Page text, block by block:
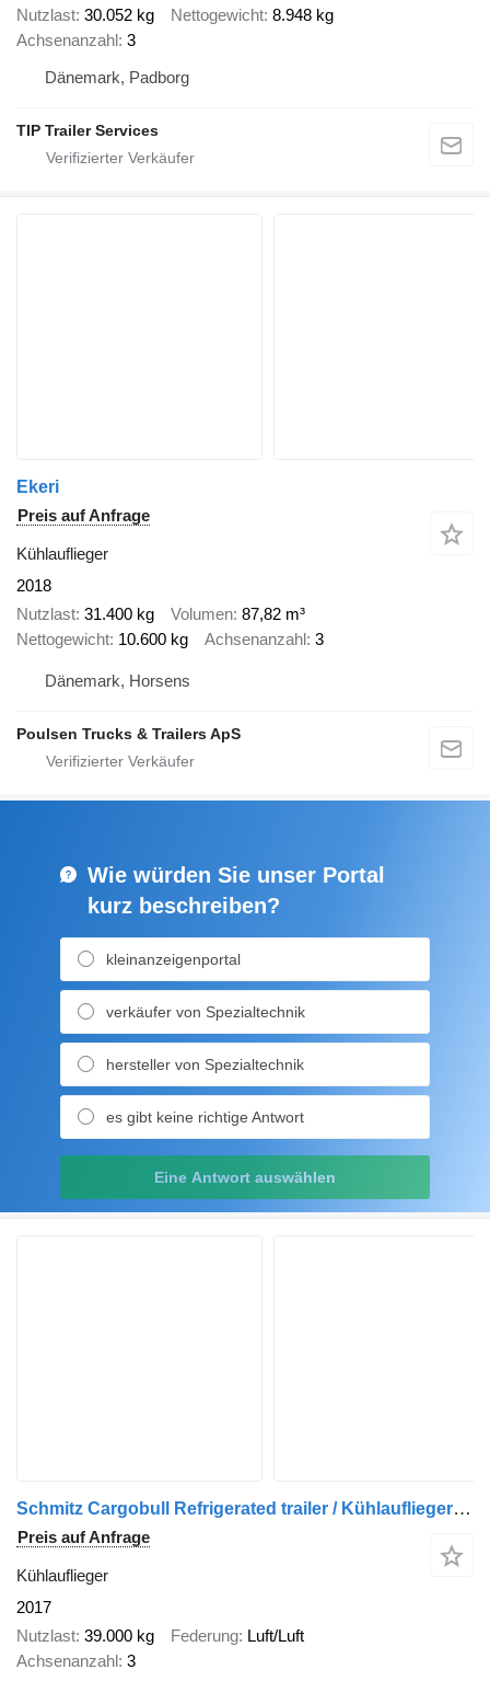
Nutzlast 30.052 kg Nettogewicht 8.948 kg
Achsenanzahl 3
Dänemark, Padborg
TIP Trailer Services
Ekeri
Preis auf Anfrage
Kühlauflieger
2018
Nutzlast 31.400 kg Volumen 87,82 m³
Nettogewicht 10.600 kg Achsenanzahl 3
Dänemark, Horsens
Poulsen Trucks & Trailers ApS
Wie würden Sie unser Portal
kurz beschreiben?
kleinanzeigenportal
verkäufer von Spezialtechnik
hersteller von Spezialtechnik
es gibt keine richtige Antwort
Eine Antwort auswählen
Schmitz Cargobull Refrigerated trailer / Kühlauflieger / Køletrailer
Preis auf Anfrage
Kühlauflieger
2017
Nutzlast 39.000 kg Federung Luft/Luft
Achsenanzahl 3